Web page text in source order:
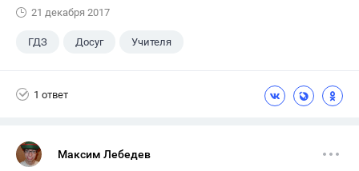
21 декабря 2017
ГДЗ Досуг Учителя
1 ответ
Максим Лебедев